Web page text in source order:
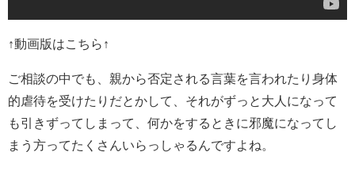
↑動画版はこちら↑
ご相談の中でも、親から否定される言葉を言われたり身体
的虐待を受けたりだとかして、それがずっと大人になって
も引きずってしまって、何かをするときに邪魔になってし
まう方ってたくさんいらっしゃるんですよね。